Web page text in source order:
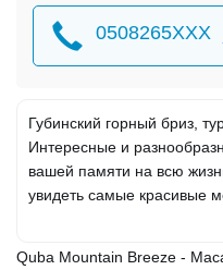
0508265XXX
Губинский горный бриз,
Интересные и
вашей памяти на всю
увидеть самые красивые
Quba Mountain Breeze -